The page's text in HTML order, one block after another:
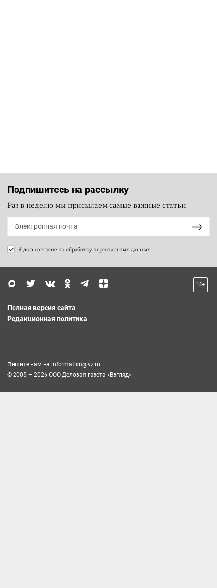
Подпишитесь на рассылку
Раз в неделю мы присылаем самые важные статьи
Я даю согласие на обработку персональных данных
18+
Полная версия сайта
Редакционная политика
Пишите нам на information@vz.ru
© 2005 — 2026 ООО Деловая газета «Взгляд»